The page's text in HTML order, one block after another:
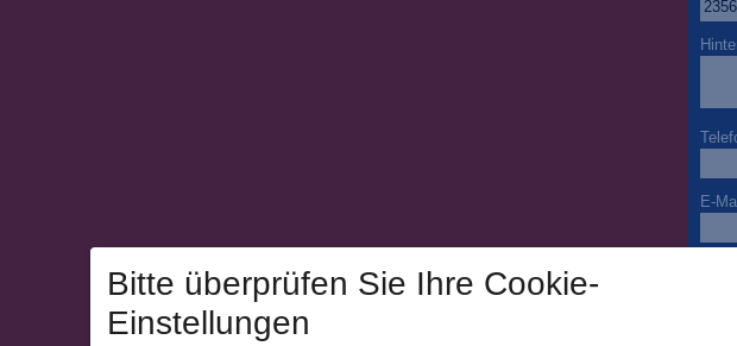
E-
Bitte überprüfen Sie Ihre Cookie-
Einstellungen